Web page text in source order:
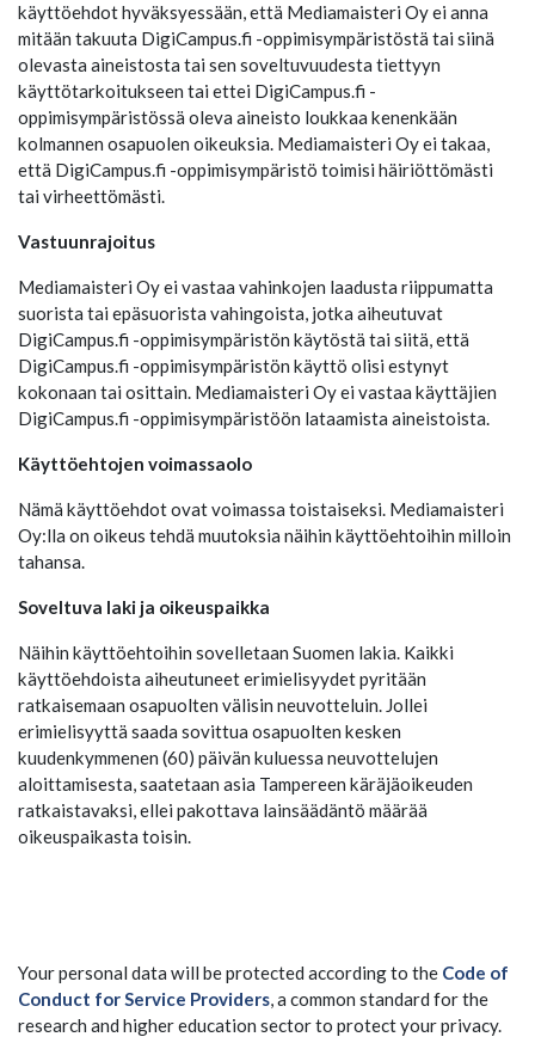
käyttöehdot hyväksyessään, että Mediamaisteri Oy ei anna
mitään takuuta DigiCampus.fi -oppimisympäristöstä tai siinä
olevasta aineistosta tai sen soveltuvuudesta tiettyyn
käyttötarkoitukseen tai ettei DigiCampus.fi -
oppimisympäristössä oleva aineisto loukkaa kenenkään
kolmannen osapuolen oikeuksia. Mediamaisteri Oy ei takaa,
että DigiCampus.fi -oppimisympäristö toimisi häiriöttömästi
tai virheettömästi.
Vastuunrajoitus
Mediamaisteri Oy ei vastaa vahinkojen laadusta riippumatta
suorista tai epäsuorista vahingoista, jotka aiheutuvat
DigiCampus.fi -oppimisympäristön käytöstä tai siitä, että
DigiCampus.fi -oppimisympäristön käyttö olisi estynyt
kokonaan tai osittain. Mediamaisteri Oy ei vastaa käyttäjien
DigiCampus.fi -oppimisympäristöön lataamista aineistoista.
Käyttöehtojen voimassaolo
Nämä käyttöehdot ovat voimassa toistaiseksi. Mediamaisteri
Oy:lla on oikeus tehdä muutoksia näihin käyttöehtoihin milloin
tahansa.
Soveltuva laki ja oikeuspaikka
Näihin käyttöehtoihin sovelletaan Suomen lakia. Kaikki
käyttöehdoista aiheutuneet erimielisyydet pyritään
ratkaisemaan osapuolten välisin neuvotteluin. Jollei
erimielisyyttä saada sovittua osapuolten kesken
kuudenkymmenen (60) päivän kuluessa neuvottelujen
aloittamisesta, saatetaan asia Tampereen käräjäoikeuden
ratkaistavaksi, ellei pakottava lainsäädäntö määrää
oikeuspaikasta toisin.
Your personal data will be protected according to the Code of
Conduct for Service Providers, a common standard for the
research and higher education sector to protect your privacy.